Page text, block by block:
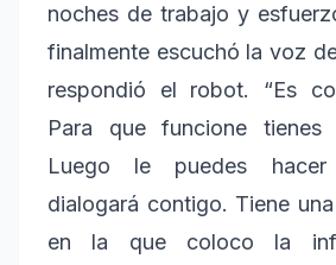
noches de trabajo y
finalmente escuchó la voz de
respondió el robot. “Es
Para que funcione tienes
Luego le puedes
dialogará contigo. Tiene
en la que coloco la